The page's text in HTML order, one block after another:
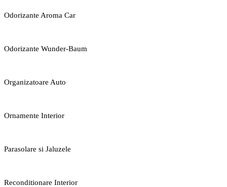
Odorizante Aroma Car
Odorizante Wunder-Baum
Organizatoare Auto
Ornamente Interior
Parasolare si Jaluzele
Reconditionare Interior